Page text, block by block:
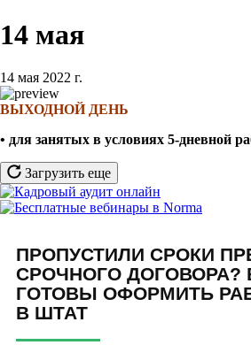
14 мая
14 мая 2022 г.
ВЫХОДНОЙ ДЕНЬ
• для занятых в условиях 5-дневной
Загрузить еще
ПРОПУСТИЛИ СРОКИ
СРОЧНОГО ДОГОВОРА?
ГОТОВЫ ОФОРМИТЬ
В ШТАТ